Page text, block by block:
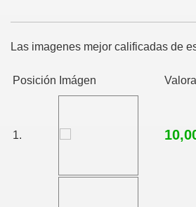
Las imagenes mejor calificadas de
Posición Imágen
1.